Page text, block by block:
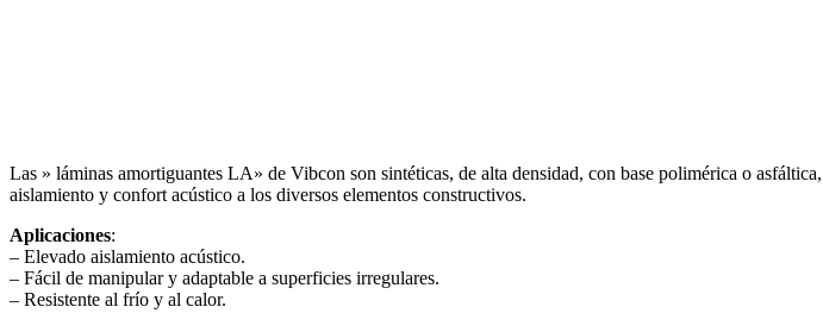
Las » láminas amortiguantes LA» de Vibcon son sintéticas, de alta densidad, con base polimérica o
aislamiento y confort acústico a los diversos elementos constructivos.
Aplicaciones:
– Elevado aislamiento acústico.
– Fácil de manipular y adaptable a superficies irregulares.
– Resistente al frío y al calor.